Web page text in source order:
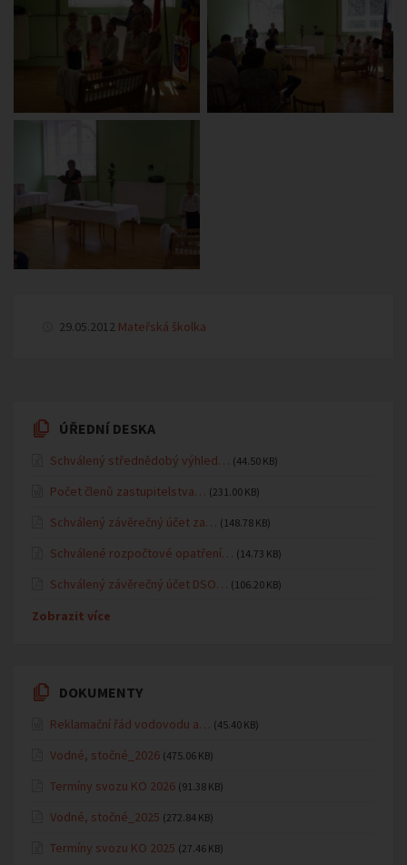
29.05.2012 Mateřská školka
ÚŘEDNÍ DESKA
Schválený střednědobý výhled… (44.50 KB)
Počet členů zastupitelstva… (231.00 KB)
Schválený závěrečný účet za… (148.78 KB)
Schválené rozpočtové opatření… (14.73 KB)
Schválený závěrečný účet DSO… (106.20 KB)
Zobrazit více
DOKUMENTY
Reklamační řád vodovodu a… (45.40 KB)
Vodné, stočné_2026 (475.06 KB)
Termíny svozu KO 2026 (91.38 KB)
Vodné, stočné_2025 (272.84 KB)
Termíny svozu KO 2025 (27.46 KB)